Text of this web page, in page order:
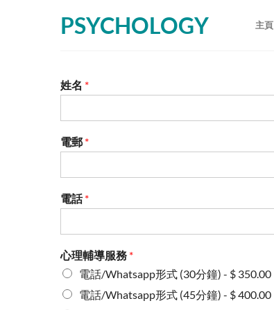
PSYCHOLOGY 主頁
姓名 *
電郵 *
電話*
心理輔導服務 *
電話/Whatsapp形式 (30分鐘) - $ 350.00
電話/Whatsapp形式 (45分鐘) - $ 400.00